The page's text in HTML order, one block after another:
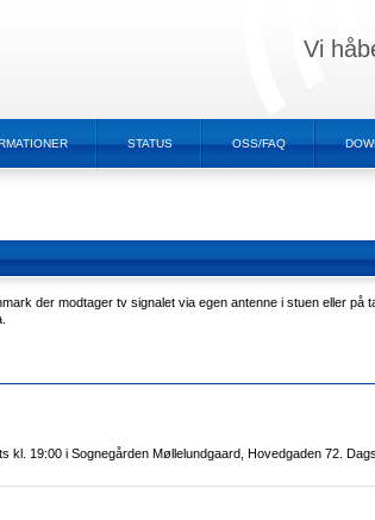
Vi
STATUS OSS/FAQ
der modtager tv signalet via egen antenne i stuen eller på
19:00 i Sognegården Møllelundgaard, Hovedgaden 72.